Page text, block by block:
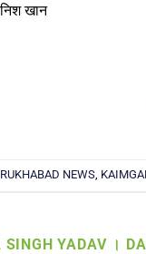
खान
NEWS,
YADAV ।